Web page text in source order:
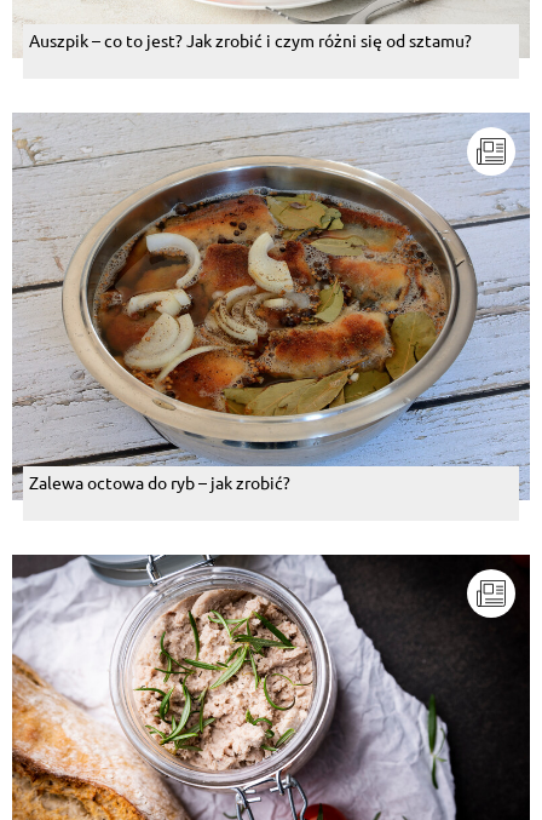
Auszpik – co to jest? Jak zrobić i czym różni się od sztamu?
Zalewa octowa do ryb – jak zrobić?